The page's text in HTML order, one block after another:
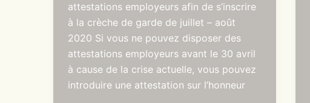
attestations employeurs afin de s’inscrire
à la crèche de garde de juillet – août
2020 Si vous ne pouvez disposer des
attestations employeurs avant le 30 avril
à cause de la crise actuelle, vous pouvez
introduire une attestation sur l’honneur